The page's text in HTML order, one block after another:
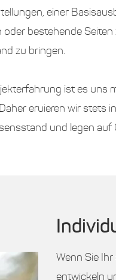
einer
bestehende
zu bringen.
ist es uns
eruieren wir stets
und legen auf
Wenn Sie
entwickeln